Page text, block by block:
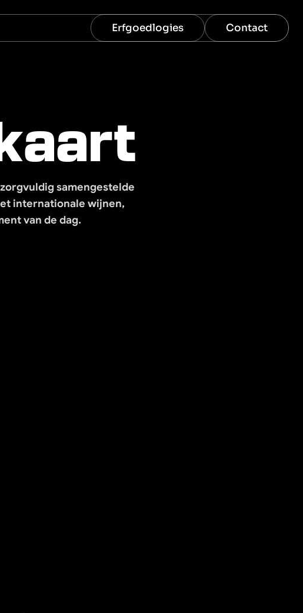
Erfgoedlogies Contact
samengestelde
internationale wijnen,
van de dag.
nu komt voor een aperitief, een